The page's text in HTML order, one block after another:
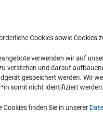
mit Behinderungen
Erklärung zur
Barriere melden
Cookies sowie
verwenden wir auf
verstehen und darauf
gespeichert werden. Wir
somit nicht identifiziert
finden Sie in unserer